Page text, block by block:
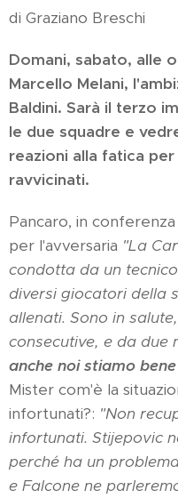
di Graziano Breschi
Domani, sabato, alle
Marcello Melani,
Baldini. Sarà il terzo
le due squadre e
reazioni alla fatica
ravvicinati.
Pancaro, in
per l'avversaria "La
condotta da un
diversi giocatori della
allenati. Sono in
consecutive, e da due
anche noi stiamo
Mister com'è la
infortunati?: "Non
infortunati. Stijepovic
perché ha un
e Falcone ne